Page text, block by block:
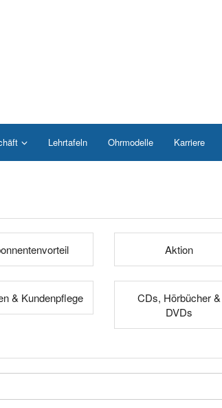
Lehrtafeln Ohrmodelle Karriere
Aktion
& Kundenpflege
CDs, Hörbücher &
DVDs